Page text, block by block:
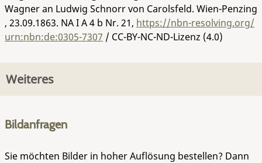
Wagner an Ludwig Schnorr von Carolsfeld. Wien-Penzing
, 23.09.1863. NA I A 4 b Nr. 21, https://nbn-resolving.org/
urn:nbn:de:0305-7307 / CC-BY-NC-ND-Lizenz (4.0)
Weiteres
Bildanfragen
Sie möchten Bilder in hoher Auflösung bestellen? Dann